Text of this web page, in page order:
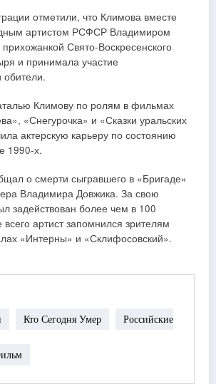
отметили, что Климова вместе
артистом РСФСР Владимиром
Свято-Воскресенского
и принимала участие
обители.
Климову по ролям в фильмах
«Снегурочка» и «Сказки уральских
актерскую карьеру по состоянию
1990-х.
о смерти сыгравшего в «Бригаде»
Владимира Довжика. За свою
задействован более чем в 100
артист запомнился зрителям
«Интерны» и «Склифосовский».
Кто Сегодня Умер Российские